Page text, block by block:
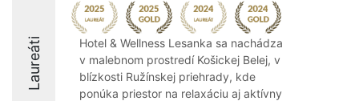
Laureáti
Hotel & Wellness Lesanka sa nachádza
v malebnom prostredí Košickej Belej, v
blízkosti Ružínskej priehrady, kde
ponúka priestor na relaxáciu aj aktívny